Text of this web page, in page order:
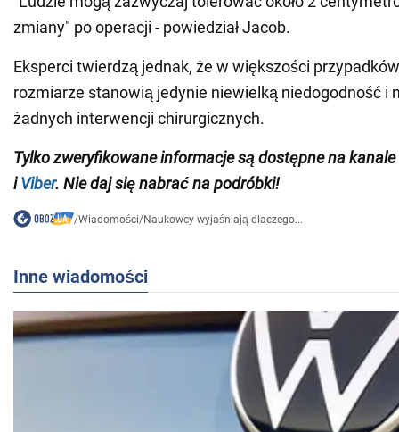
zmiany" po operacji - powiedział Jacob.
Eksperci twierdzą jednak, że w większości
rozmiarze stanowią jedynie niewielką niedogodność i
żadnych interwencji chirurgicznych.
Tylko zweryfikowane informacje są dostępne nakanale
iViber. Nie daj się nabrać na podróbki!
/Wiadomości/Naukowcy wyjaśniają dlaczego...
Inne wiadomości